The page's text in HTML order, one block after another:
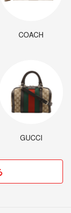
COACH
GUCCI